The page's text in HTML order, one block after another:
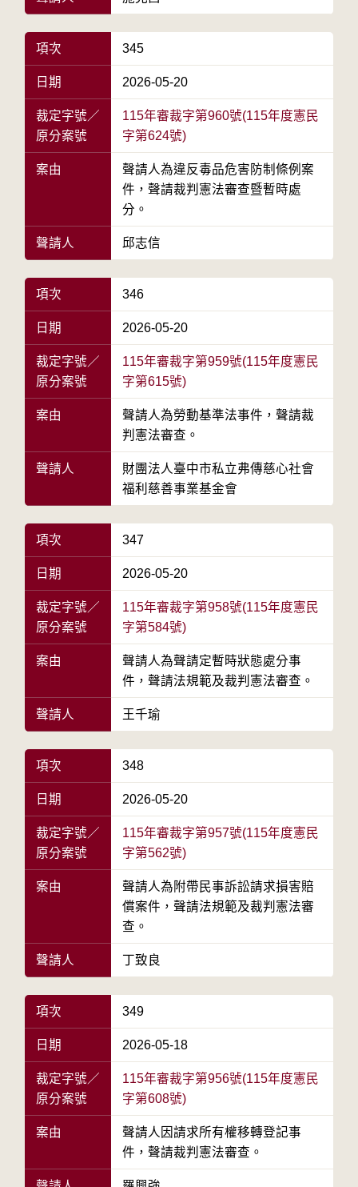
項次 345
日期 2026-05-20
裁定字號／
原分案號
115年審裁字第960號(115年度憲民
字第624號)
案由
聲請人為違反毒品危害防制條例案
件，聲請裁判憲法審查暨暫時處
分。
聲請人 邱志信
項次 346
日期 2026-05-20
裁定字號／
原分案號
115年審裁字第959號(115年度憲民
字第615號)
案由
聲請人為勞動基準法事件，聲請裁
判憲法審查。
聲請人
財團法人臺中市私立弗傳慈心社會
福利慈善事業基金會
項次 347
日期 2026-05-20
裁定字號／
原分案號
115年審裁字第958號(115年度憲民
字第584號)
案由
聲請人為聲請定暫時狀態處分事
件，聲請法規範及裁判憲法審查。
聲請人 王千瑜
項次 348
日期 2026-05-20
裁定字號／
原分案號
115年審裁字第957號(115年度憲民
字第562號)
案由
聲請人為附帶民事訴訟請求損害賠
償案件，聲請法規範及裁判憲法審
查。
聲請人 丁致良
項次 349
日期 2026-05-18
裁定字號／
原分案號
115年審裁字第956號(115年度憲民
字第608號)
案由
聲請人因請求所有權移轉登記事
件，聲請裁判憲法審查。